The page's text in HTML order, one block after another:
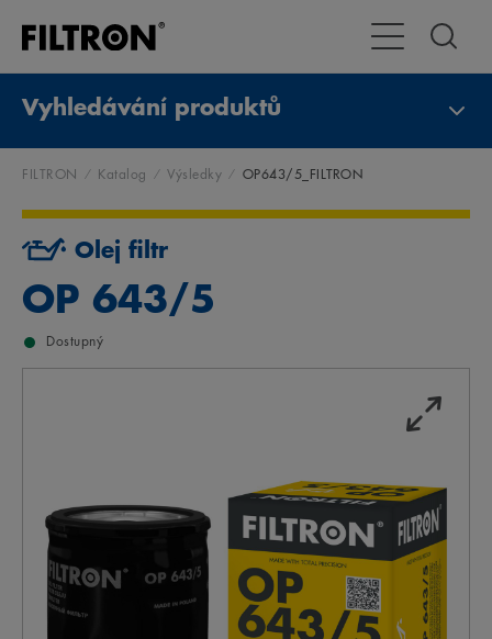
Přepnout
Vyhledávání produktů
FILTRON Katalog Výsledky OP643/5_FILTRON
Olej filtr
OP 643/5
Dostupný